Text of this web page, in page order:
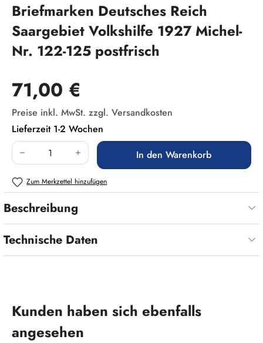
Briefmarken Deutsches Reich
Saargebiet Volkshilfe 1927 Michel-
Nr. 122-125 postfrisch
Regulärer Preis:
71,00 €
Preise inkl. MwSt. zzgl. Versandkosten
Lieferzeit 1-2 Wochen
Produkt Anzahl: Gib den gewünschten Wert
In den Warenkorb
Zum Merkzettel hinzufügen
Beschreibung
Technische Daten
Produktgalerie überspringen
Kunden haben sich ebenfalls
angesehen